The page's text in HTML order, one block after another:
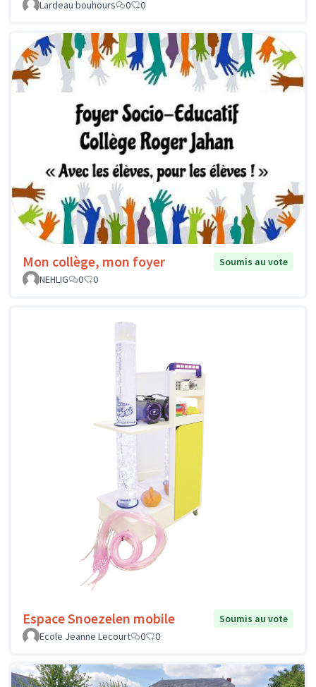
Lardeau bouhours 0 0
Mon collège, mon foyer
Soumis au vote
NEHLIG
0 0
Espace Snoezelen mobile
Soumis au vote
Ecole Jeanne Lecourt
0 0